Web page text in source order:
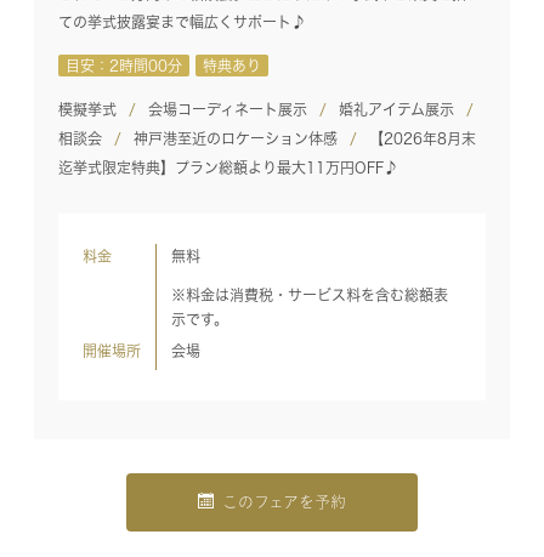
ての挙式披露宴まで幅広くサポート♪
目安：2時間00分 特典あり
模擬挙式 会場コーディネート展示
婚礼アイテム展示
相談会
神戸港至近のロケーション体感
【2026年8月末
迄挙式限定特典】プラン総額より最大11万円OFF♪
料金 無料
※料金は消費税・サービス料を含む総額表
示です。
開催場所 会場
このフェアを予約